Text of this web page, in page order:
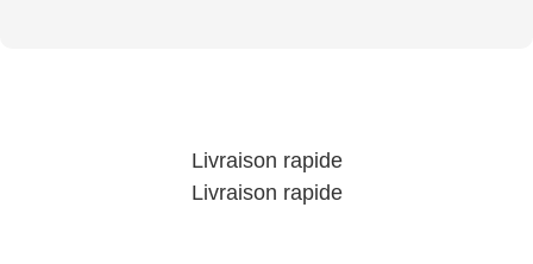
Livraison rapide
Livraison rapide